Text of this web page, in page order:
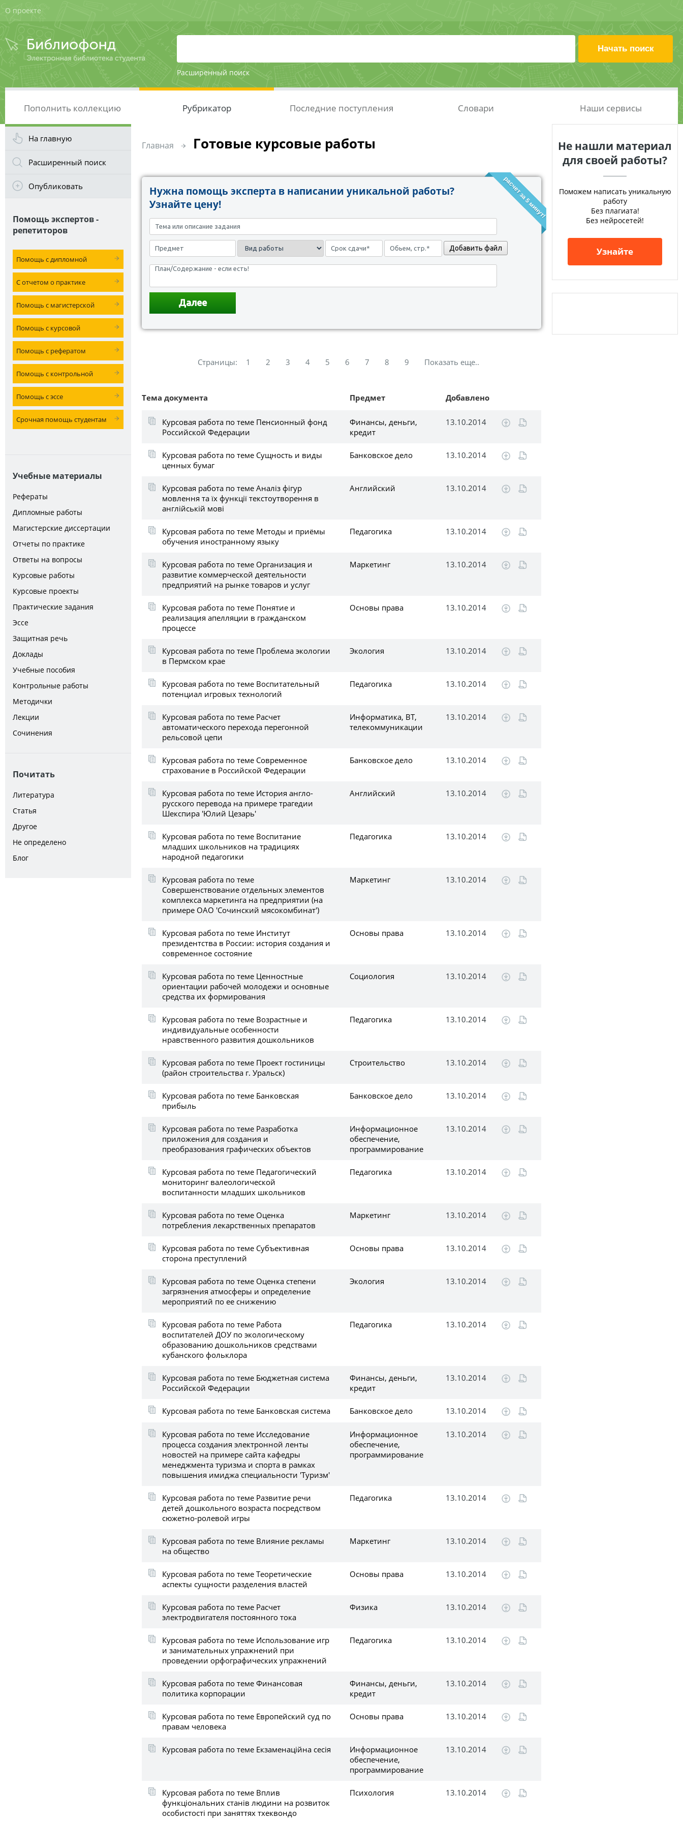
О проекте
Расширенный поиск
Пополнить коллекцию Рубрикатор Последние поступления Словари Наши сервисы
На главную
Расширенный поиск
Опубликовать
Помощь экспертов -
репетиторов
Помощь с дипломной
С отчетом о практике
Помощь с магистерской
Помощь с курсовой
Помощь с рефератом
Помощь с контрольной
Помощь с эссе
Срочная помощь студентам
Учебные материалы
Рефераты
Дипломные работы
Магистерские диссертации
Отчеты по практике
Ответы на вопросы
Курсовые работы
Курсовые проекты
Практические задания
Эссе
Защитная речь
Доклады
Учебные пособия
Контрольные работы
Методички
Лекции
Сочинения
Почитать
Литература
Статья
Другое
Не определено
Блог
Главная Готовые курсовые работы
расчет за 5 минут!
Нужна помощь эксперта в написании уникальной работы?
Узнайте цену!
Добавить файл
Страницы: 1 2 3 4 5 6 7 8 9 Показать еще..
Тема документа Предмет Добавлено
Курсовая работа по теме Пенсионный фонд
Российской Федерации
Финансы, деньги,
кредит
13.10.2014
Курсовая работа по теме Сущность и виды
ценных бумаг
Банковское дело 13.10.2014
Курсовая работа по теме Аналіз фігур
мовлення та їх функції текстоутворення в
англійській мові
Английский 13.10.2014
Курсовая работа по теме Методы и приёмы
обучения иностранному языку
Педагогика 13.10.2014
Курсовая работа по теме Организация и
развитие коммерческой деятельности
предприятий на рынке товаров и услуг
Маркетинг 13.10.2014
Курсовая работа по теме Понятие и
реализация апелляции в гражданском
процессе
Основы права 13.10.2014
Курсовая работа по теме Проблема экологии
в Пермском крае
Экология 13.10.2014
Курсовая работа по теме Воспитательный
потенциал игровых технологий
Педагогика 13.10.2014
Курсовая работа по теме Расчет
автоматического перехода перегонной
рельсовой цепи
Информатика, ВТ,
телекоммуникации
13.10.2014
Курсовая работа по теме Современное
страхование в Российской Федерации
Банковское дело 13.10.2014
Курсовая работа по теме История англо-
русского перевода на примере трагедии
Шекспира 'Юлий Цезарь'
Английский 13.10.2014
Курсовая работа по теме Воспитание
младших школьников на традициях
народной педагогики
Педагогика 13.10.2014
Курсовая работа по теме
Совершенствование отдельных элементов
комплекса маркетинга на предприятии (на
примере ОАО 'Сочинский мясокомбинат')
Маркетинг 13.10.2014
Курсовая работа по теме Институт
президентства в России: история создания и
современное состояние
Основы права 13.10.2014
Курсовая работа по теме Ценностные
ориентации рабочей молодежи и основные
средства их формирования
Социология 13.10.2014
Курсовая работа по теме Возрастные и
индивидуальные особенности
нравственного развития дошкольников
Педагогика 13.10.2014
Курсовая работа по теме Проект гостиницы
(район строительства г. Уральск)
Строительство 13.10.2014
Курсовая работа по теме Банковская
прибыль
Банковское дело 13.10.2014
Курсовая работа по теме Разработка
приложения для создания и
преобразования графических объектов
Информационное
обеспечение,
программирование
13.10.2014
Курсовая работа по теме Педагогический
мониторинг валеологической
воспитанности младших школьников
Педагогика 13.10.2014
Курсовая работа по теме Оценка
потребления лекарственных препаратов
Маркетинг 13.10.2014
Курсовая работа по теме Субъективная
сторона преступлений
Основы права 13.10.2014
Курсовая работа по теме Оценка степени
загрязнения атмосферы и определение
мероприятий по ее снижению
Экология 13.10.2014
Курсовая работа по теме Работа
воспитателей ДОУ по экологическому
образованию дошкольников средствами
кубанского фольклора
Педагогика 13.10.2014
Курсовая работа по теме Бюджетная система
Российской Федерации
Финансы, деньги,
кредит
13.10.2014
Курсовая работа по теме Банковская система Банковское дело 13.10.2014
Курсовая работа по теме Исследование
процесса создания электронной ленты
новостей на примере сайта кафедры
менеджмента туризма и спорта в рамках
повышения имиджа специальности 'Туризм'
Информационное
обеспечение,
программирование
13.10.2014
Курсовая работа по теме Развитие речи
детей дошкольного возраста посредством
сюжетно-ролевой игры
Педагогика 13.10.2014
Курсовая работа по теме Влияние рекламы
на общество
Маркетинг 13.10.2014
Курсовая работа по теме Теоретические
аспекты сущности разделения властей
Основы права 13.10.2014
Курсовая работа по теме Расчет
электродвигателя постоянного тока
Физика 13.10.2014
Курсовая работа по теме Использование игр
и занимательных упражнений при
проведении орфографических упражнений
Педагогика 13.10.2014
Курсовая работа по теме Финансовая
политика корпорации
Финансы, деньги,
кредит
13.10.2014
Курсовая работа по теме Европейский суд по
правам человека
Основы права 13.10.2014
Курсовая работа по теме Екзаменаційна сесія
Информационное
обеспечение,
программирование
13.10.2014
Курсовая работа по теме Вплив
функціональних станів людини на розвиток
особистості при заняттях тхеквондо
Психология 13.10.2014
Не нашли материал
для своей работы?
Поможем написать уникальную
работу
Без плагиата!
Без нейросетей!
Узнайте